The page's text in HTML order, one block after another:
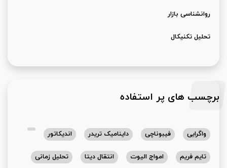
روانشناسی بازار
تحلیل تکنیکال
برچسب های پر استفاده
واگرایی فیبوناچی داینامیک تریدر اندیکاتور
تایم فریم امواج الیوت انتقال دیتا تحلیل زمانی